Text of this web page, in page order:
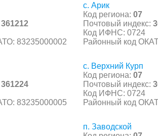
361212
83235000002
с. Арик
Код региона: 07
Почтовый индекс:
Код ИФНС: 0724
Районный код
361224
83235000005
с. Верхний Курп
Код региона: 07
Почтовый индекс:
Код ИФНС: 0724
Районный код
п. Заводской